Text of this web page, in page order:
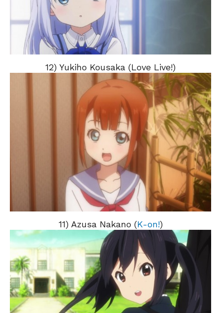
12) Yukiho Kousaka (Love Live!)
11) Azusa Nakano (K-on!)